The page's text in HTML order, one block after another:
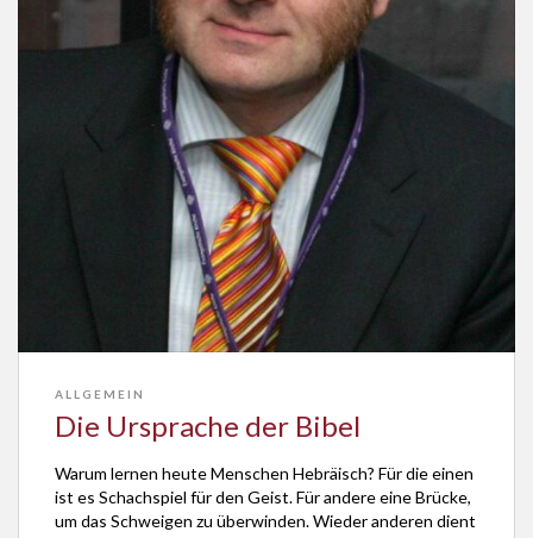
ALLGEMEIN
Die Ursprache der Bibel
Warum lernen heute Menschen Hebräisch? Für die einen
ist es Schachspiel für den Geist. Für andere eine Brücke,
um das Schweigen zu überwinden. Wieder anderen dient